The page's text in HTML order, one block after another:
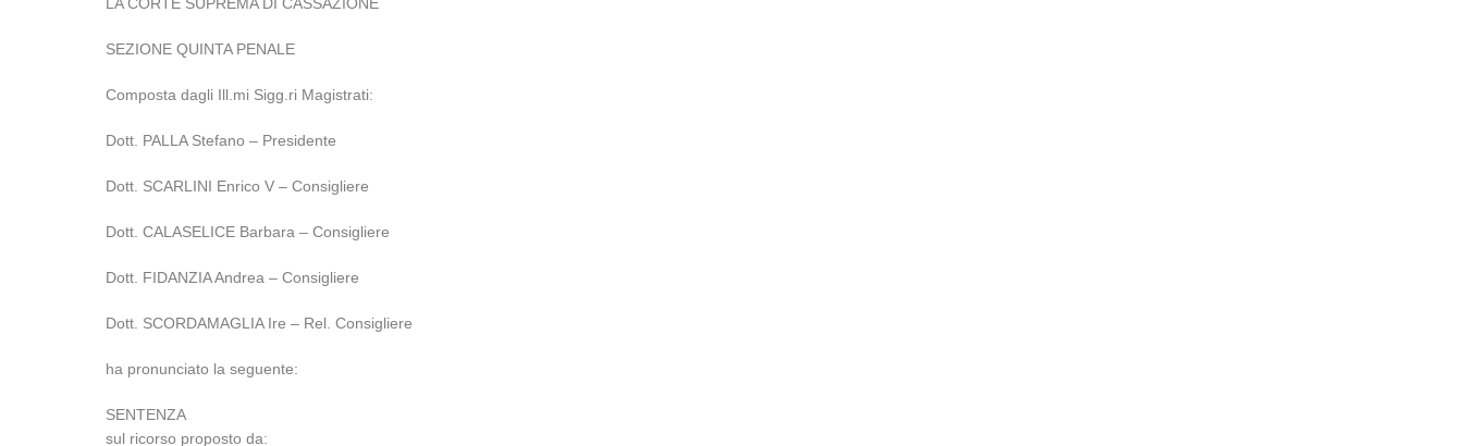
SEZIONE QUINTA PENALE
Composta dagli Ill.mi Sigg.ri Magistrati:
Dott. PALLA Stefano – Presidente
Dott. SCARLINI Enrico V – Consigliere
Dott. CALASELICE Barbara – Consigliere
Dott. FIDANZIA Andrea – Consigliere
Dott. SCORDAMAGLIA Ire – Rel. Consigliere
ha pronunciato la seguente:
SENTENZA
sul ricorso proposto da: